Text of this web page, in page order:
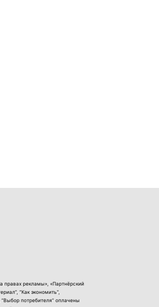
правах рекламы», «Партнёрский
“Как экономить”,
“Выбор потребителя” оплачены